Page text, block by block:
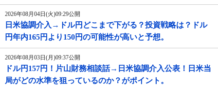
2026年08月04日(火)09:29公開
日米協調介入→ドル円どこまで下がる？投資戦略は？ドル
円年内165円より150円の可能性が高いと予想。
2026年08月03日(月)09:37公開
ドル円157円！片山財務相談話→日米協調介入公表！日米当
局がどの水準を狙っているのか？がポイント。